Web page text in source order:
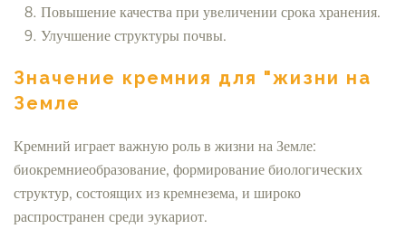
Повышение качества при увеличении срока хранения.
Улучшение структуры почвы.
Значение кремния для "жизни на
Земле
Кремний играет важную роль в жизни на Земле:
биокремниеобразование, формирование биологических
структур, состоящих из кремнезема, и широко
распространен среди эукариот.